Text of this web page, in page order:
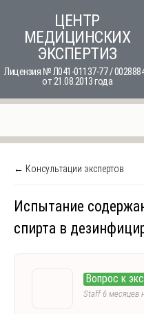
content
ЦЕНТР
МЕДИЦИНСКИХ
ЭКСПЕРТИЗ
Лицензия № Л041-01137-77 /
от 21.08.2013 года
← Консультации экспертов
Испытание
спирта в
Вопрос к
Staff6 месяцев